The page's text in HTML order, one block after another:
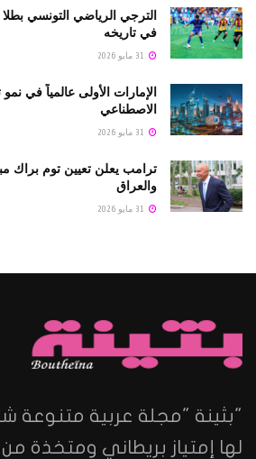
في تاريخه
الإمارات الأولى عالمياً في
الاصطناعي
ترامب يعلن تعيين توم براك
والعراق
"بثينة "مجلة عربية متنوعة
لها إمتياز بريطاني ومتخذة